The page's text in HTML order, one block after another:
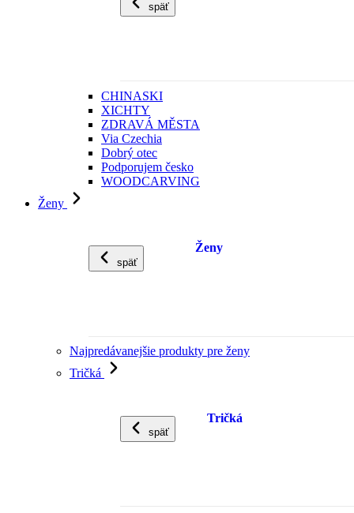
späť
CHINASKI
XICHTY
ZDRAVÁ MĚSTA
Via Czechia
Dobrý otec
Podporujem česko
WOODCARVING
Ženy
späť
Ženy
Najpredávanejšie produkty pre ženy
Tričká
späť
Tričká